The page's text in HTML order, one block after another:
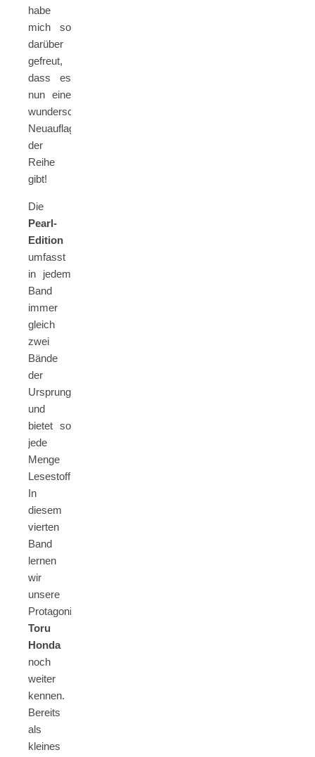
habe
mich so
darüber
gefreut,
dass es
nun eine
wunderschöne
Neuauflage
der
Reihe
gibt!
Die
Pearl-
Edition
umfasst
in jedem
Band
immer
gleich
zwei
Bände
der
Ursprungsreihe
und
bietet so
jede
Menge
Lesestoff.
In
diesem
vierten
Band
lernen
wir
unsere
Protagonistin
Toru
Honda
noch
weiter
kennen.
Bereits
als
kleines